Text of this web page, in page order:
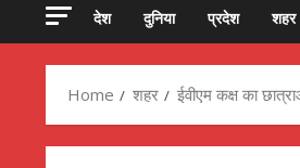
देश दुनिया प्रदेश शहर
Home शहर ईवीएम कक्ष का